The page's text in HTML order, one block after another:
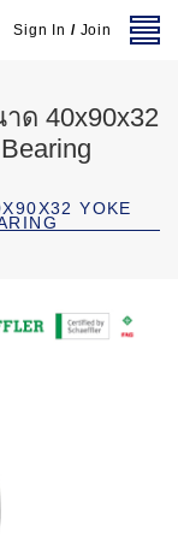
Sign In / Join
ด 40x90x32
YOKE